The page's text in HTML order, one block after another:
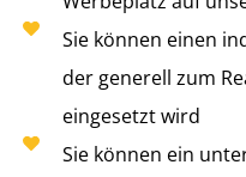
Sie können einen
der generell zum
eingesetzt wird
Sie können ein